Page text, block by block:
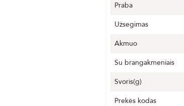
Praba
Užsegimas
Akmuo
Su brangakmeniais
Svoris(g)
Prekės kodas